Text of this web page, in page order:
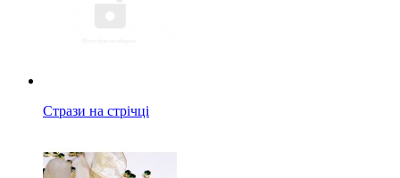
Стрази на стрічці